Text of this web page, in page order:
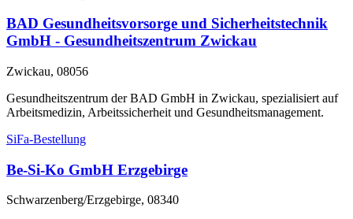
BAD Gesundheitsvorsorge und Sicherheitstechnik
GmbH - Gesundheitszentrum Zwickau
Zwickau, 08056
Gesundheitszentrum der BAD GmbH in Zwickau, spezialisiert auf
Arbeitsmedizin, Arbeitssicherheit und Gesundheitsmanagement.
SiFa-Bestellung
Be-Si-Ko GmbH Erzgebirge
Schwarzenberg/Erzgebirge, 08340